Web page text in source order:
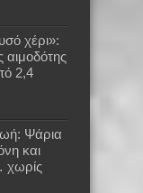
χέρι»:
2,4
Ψάρια
και
χωρίς